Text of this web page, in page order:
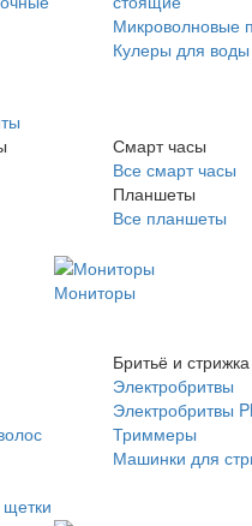
Микроволновые
Кулеры для воды
Смарт часы
Все смарт часы
Планшеты
Все планшеты
Мониторы
Бритьё и стрижка
Электробритвы
Электробритвы
Триммеры
Машинки для